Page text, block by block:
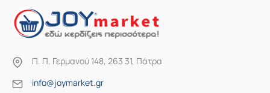
Π. Π. Γερμανού 148, 263 31, Πάτρα
info@joymarket.gr